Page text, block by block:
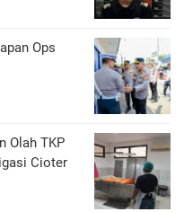
Ops
Olah TKP
Cioter